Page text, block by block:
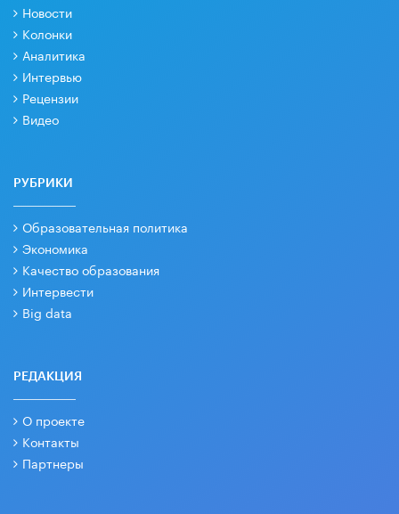
Новости
Колонки
Аналитика
Интервью
Рецензии
Видео
РУБРИКИ
Образовательная политика
Экономика
Качество образования
Интервести
Big data
РЕДАКЦИЯ
О проекте
Контакты
Партнеры